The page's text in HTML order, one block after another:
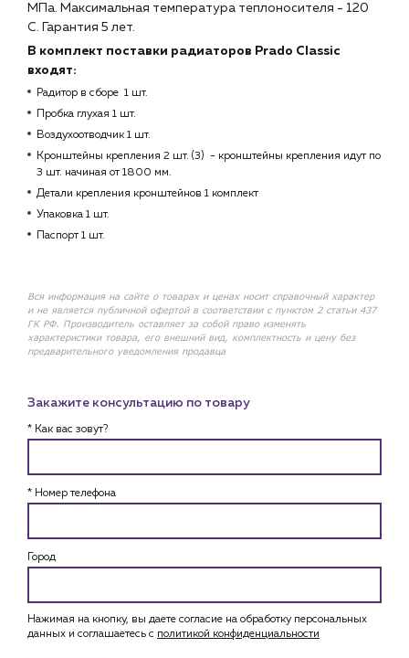
МПа. Максимальная температура теплоносителя - 120
С. Гарантия 5 лет.
В комплект поставки радиаторов Prado Classic
входят:
Радитор в сборе 1 шт.
Пробка глухая 1 шт.
Воздухоотводчик 1 шт.
Кронштейны крепления 2 шт. (3) - кронштейны крепления идут по
3 шт. начиная от 1800 мм.
Детали крепления кронштейнов 1 комплект
Упаковка 1 шт.
Паспорт 1 шт.
Вся информация на сайте о товарах и ценах носит справочный характер
и не является публичной офертой в соответствии с пунктом 2 статьи 437
ГК РФ. Производитель оставляет за собой право изменять
характеристики товара, его внешний вид, комплектность и цену без
предварительного уведомления продавца
Закажите консультацию по товару
* Как вас зовут?
* Номер телефона
Город
Нажимая на кнопку, вы даете согласие на обработку персональных
данных и соглашаетесь c политикой конфиденциальности